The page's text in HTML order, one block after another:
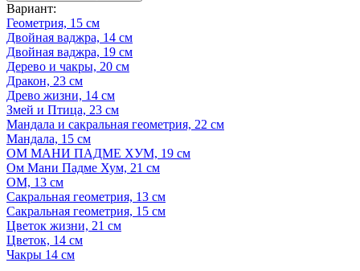
Вариант:
Геометрия, 15 см
Двойная ваджра, 14 см
Двойная ваджра, 19 см
Дерево и чакры, 20 см
Дракон, 23 см
Древо жизни, 14 см
Змей и Птица, 23 см
Мандала и сакральная геометрия, 22 см
Мандала, 15 см
ОМ МАНИ ПАДМЕ ХУМ, 19 см
Ом Мани Падме Хум, 21 см
ОМ, 13 см
Сакральная геометрия, 13 см
Сакральная геометрия, 15 см
Цветок жизни, 21 см
Цветок, 14 см
Чакры 14 см